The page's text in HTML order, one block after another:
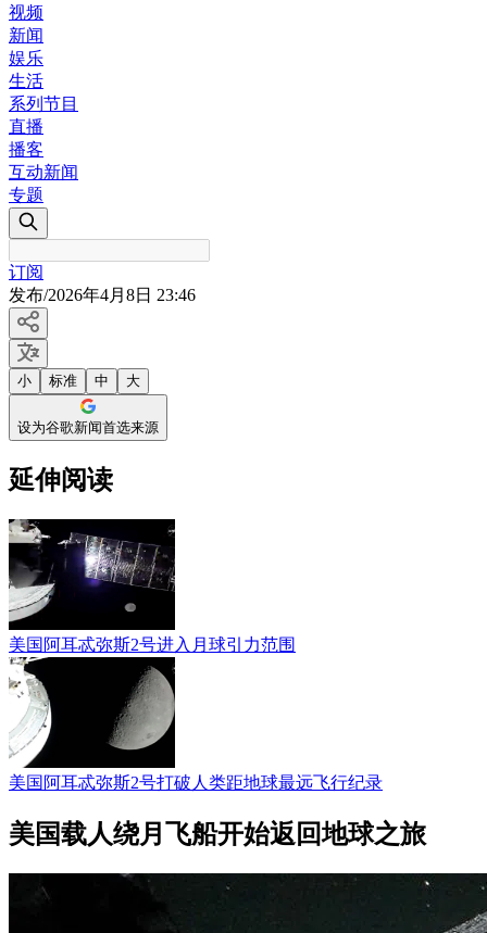
视频
新闻
娱乐
生活
系列节目
直播
播客
互动新闻
专题
订阅
发布/2026年4月8日 23:46
小 标准 中 大
设为谷歌新闻首选来源
延伸阅读
美国阿耳忒弥斯2号进入月球引力范围
美国阿耳忒弥斯2号打破人类距地球最远飞行纪录
美国载人绕月飞船开始返回地球之旅